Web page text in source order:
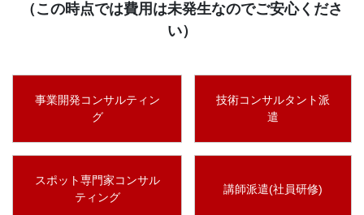
（この時点では費用は未発生なのでご安心くださ
い）
事業開発コンサルティン
グ
技術コンサルタント派
遣
スポット専門家コンサル
ティング
講師派遣(社員研修)